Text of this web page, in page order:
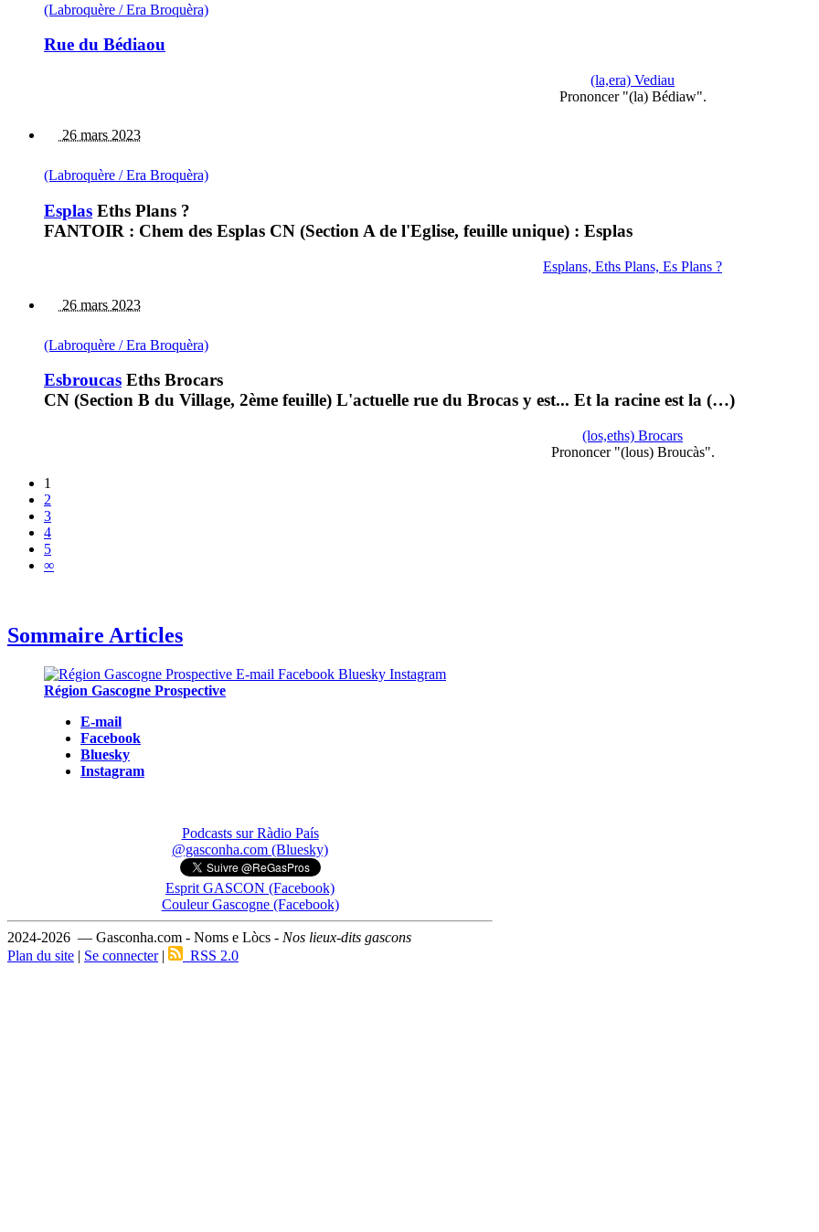
(Labroquère / Era Broquèra)
Rue du Bédiaou
(la,era) Vediau
Prononcer "(la) Bédiaw".
26 mars 2023
(Labroquère / Era Broquèra)
Esplas Eths Plans ?
FANTOIR : Chem des Esplas CN (Section A de l'Eglise, feuille unique) : Esplas
Esplans, Eths Plans, Es Plans ?
26 mars 2023
(Labroquère / Era Broquèra)
Esbroucas Eths Brocars
CN (Section B du Village, 2ème feuille) L'actuelle rue du Brocas y est... Et la racine est la (…)
(los,eths) Brocars
Prononcer "(lous) Broucàs".
1
2
3
4
5
∞
Sommaire Articles
Région Gascogne Prospective
E-mail
Facebook
Bluesky
Instagram
Podcasts sur Ràdio País
@gasconha.com (Bluesky)
Esprit GASCON (Facebook)
Couleur Gascogne (Facebook)
2024-2026 — Gasconha.com - Noms e Lòcs - Nos lieux-dits gascons
Plan du site | Se connecter| RSS 2.0